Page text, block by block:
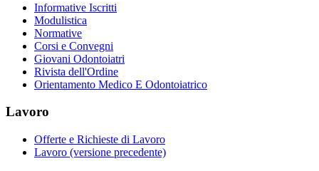
Informative Iscritti
Modulistica
Normative
Corsi e Convegni
Giovani Odontoiatri
Rivista dell'Ordine
Orientamento Medico E Odontoiatrico
Lavoro
Offerte e Richieste di Lavoro
Lavoro (versione precedente)